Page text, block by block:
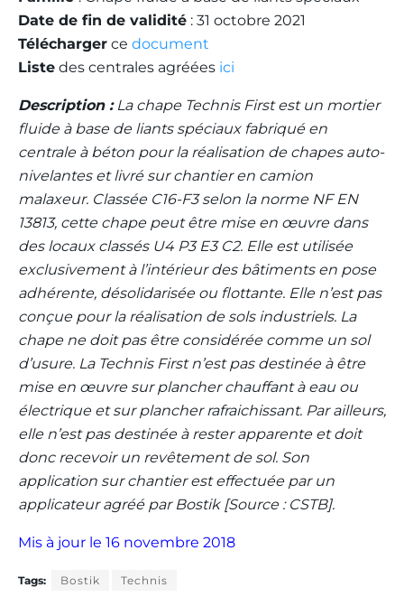
Date de fin de validité : 31 octobre 2021
Télécharger ce document
Liste des centrales agréées ici
Description :La chape Technis First est un mortier
fluide à base de liants spéciaux fabriqué en
centrale à béton pour la réalisation de chapes auto-
nivelantes et livré sur chantier en camion
malaxeur. Classée C16-F3 selon la norme NF EN
13813, cette chape peut être mise en œuvre dans
des locaux classés U4 P3 E3 C2. Elle est utilisée
exclusivement à l’intérieur des bâtiments en pose
adhérente, désolidarisée ou flottante. Elle n’est pas
conçue pour la réalisation de sols industriels. La
chape ne doit pas être considérée comme un sol
d’usure. La Technis First n’est pas destinée à être
mise en œuvre sur plancher chauffant à eau ou
électrique et sur plancher rafraichissant. Par ailleurs,
elle n’est pas destinée à rester apparente et doit
donc recevoir un revêtement de sol. Son
application sur chantier est effectuée par un
applicateur agréé par Bostik [Source : CSTB].
Mis à jour le 16 novembre 2018
Tags: Bostik Technis